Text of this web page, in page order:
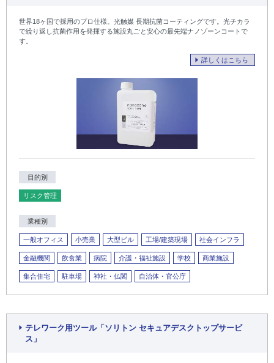
世界18ヶ国で採用のプロ仕様。光触媒 長期抗菌コーティングです。光チカラ
で繰り返し抗菌作用を発揮する施設丸ごと安心の最先端ナノゾーンコートで
す。
詳しくはこちら
目的別
リスク管理
業種別
一般オフィス 小売業 大型ビル 工場/建築現場 社会インフラ
金融機関 飲食業 病院 介護・福祉施設 学校 商業施設
集合住宅 駐車場 神社・仏閣 自治体・官公庁
テレワーク用ツール「ソリトン セキュアデスクトップサービ
ス」